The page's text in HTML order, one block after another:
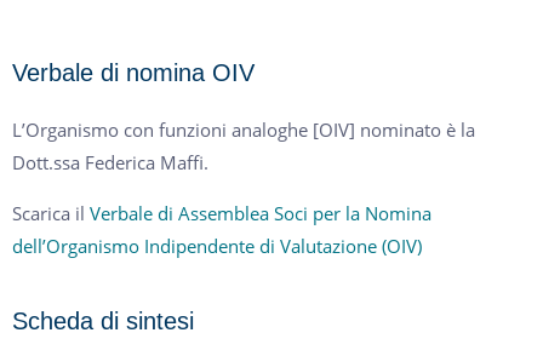
Verbale di nomina OIV
L’Organismo con funzioni analoghe [OIV] nominato è la
Dott.ssa Federica Maffi.
Scarica il Verbale di Assemblea Soci per la Nomina
dell’Organismo Indipendente di Valutazione (OIV)
Scheda di sintesi